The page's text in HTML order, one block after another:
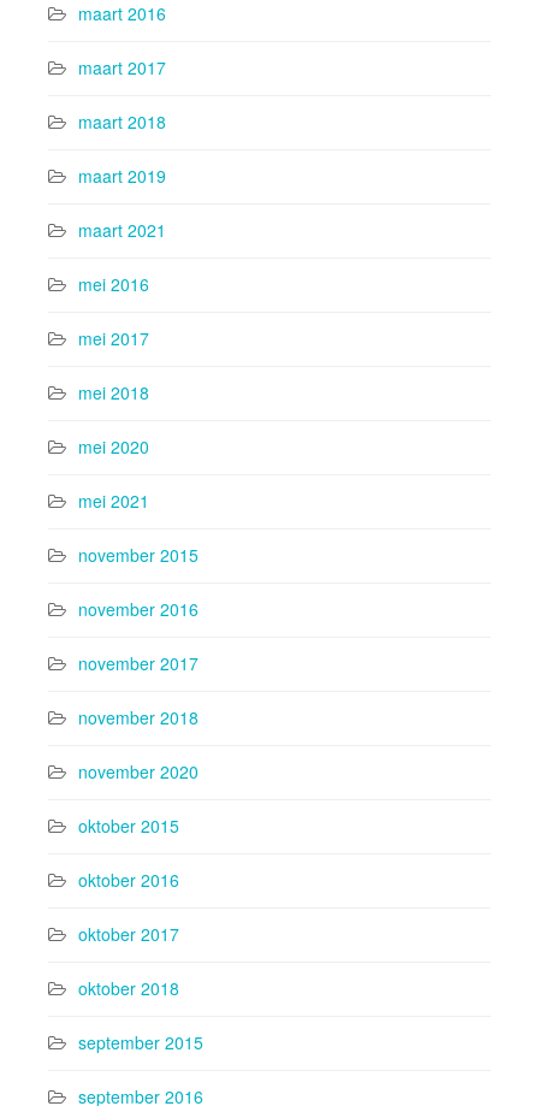
maart 2016
maart 2017
maart 2018
maart 2019
maart 2021
mei 2016
mei 2017
mei 2018
mei 2020
mei 2021
november 2015
november 2016
november 2017
november 2018
november 2020
oktober 2015
oktober 2016
oktober 2017
oktober 2018
september 2015
september 2016